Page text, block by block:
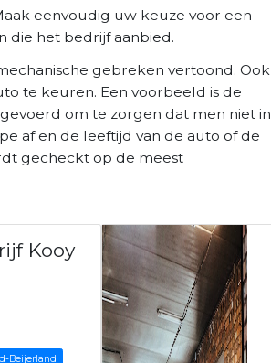
eenvoudig uw keuze voor een
die het bedrijf aanbied.
gebreken vertoond. Ook
te keuren. Een voorbeeld is de
om te zorgen dat men niet in
af en de leeftijd van de auto of de
gecheckt op de meest
Kooy
Beijerland